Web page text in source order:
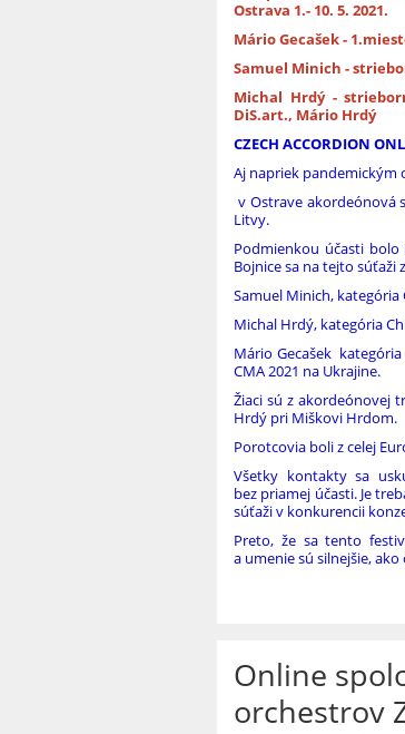
Ostrava 1.- 10. 5. 2021.
Mário Gecašek -
Samuel Minich -
Michal Hrdý -
DiS.art., Mário Hrdý
CZECH ACCORDION
Aj napriek pandemickým
v Ostrave akordeónová
Litvy.
Podmienkou účasti bolo
Bojnice sa na tejto súťaži
Samuel Minich,
Michal Hrdý, kategória
Mário Gecašek
CMA 2021 na Ukrajine.
Žiaci sú z akordeónovej
Hrdý pri Miškovi Hrdom.
Porotcovia boli z celej
Všetky kontakty sa
bez priamej účasti. Je
súťaži v konkurencii
Preto, že sa tento
a umenie sú silnejšie, ako
Online
orchestrov